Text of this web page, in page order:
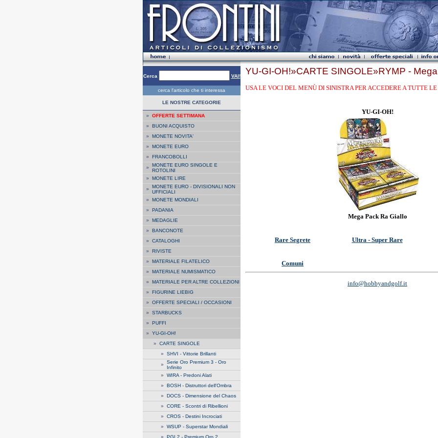
Cerca VAI!
cerca l'articolo che ti interessa
LE NOSTRE CATEGORIE
» OFFERTE SETTIMANA
» BUONI ACQUISTO
» MONETE NOVITA'
» MONETE EURO
» FRANCOBOLLI
» MONETE EURO SINGOLE E
ROTOLINI
» MONETE LIRE
» MONETE EURO - DIVISIONALI NON
UFFICIALI
» MONETE MONDIALI
» PADANIA
» MEDAGLIE
» BANCONOTE
» CATALOGHI
» RIVISTE
» MATERIALE FILATELICO
» MATERIALE NUMISMATICO
» MATERIALE PER ALTRE COLLEZIONI
» FIGURINE LIEBIG
» OFFERTE SPECIALI / OCCASIONI
» STARBUCKS
» PUFFI
» YU-GI-OH!
» CARTE SINGOLE
» SHVI - Vittorie Brillanti
» Serie Oro Premium 3 - Oro
Infinito
» WIRA - Predoni Alati
» BOSH - Distruttori dell'Ombra
» DOCS - Dimensione del Chaos
» CORE - Scontri di Ribellioni
» CROS - Destini Incrociati
» WSUP - Superstar Mondiali
» PGL2 - Premium Oro 2
YU-GI-OH!»CARTE SINGOLE»RYMP -
USA LE VOCI DEL MENÙ DI SINISTRA PER ACCEDERE A TUTTE
YU-GI-OH!
Mega Pack Ra Giallo
Rare Segrete Ultra - Super Rare
Comuni
info@hobbyandgolf.it